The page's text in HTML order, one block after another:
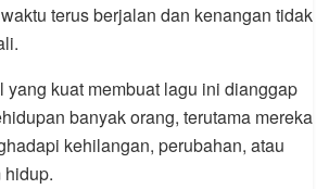
terus berjalan dan kenangan tidak
yang kuat membuat lagu ini dianggap
banyak orang, terutama mereka
kehilangan, perubahan, atau